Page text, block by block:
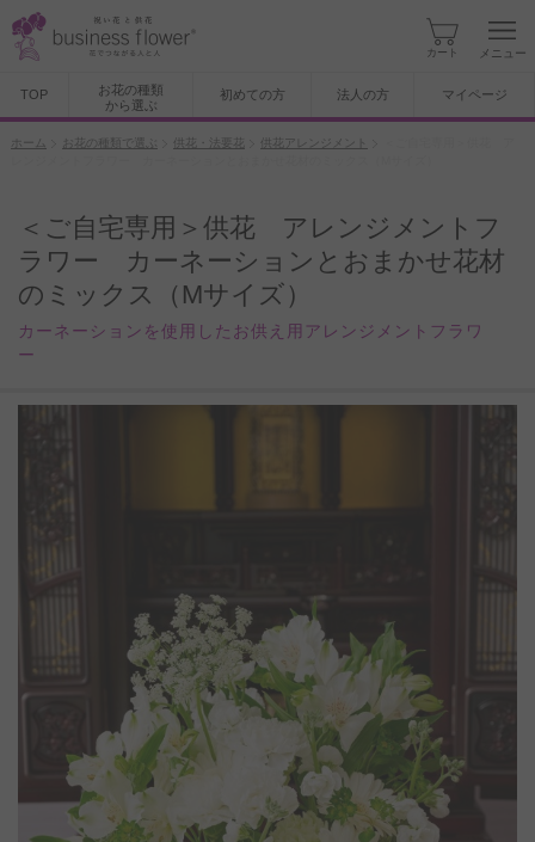
カート メニュー
TOP
お花の種類
から選ぶ
初めての方 法人の方 マイページ
ホーム お花の種類で選ぶ 供花・法要花 供花アレンジメント
＜ご自宅専用＞供花 アレンジメントフ
ラワー カーネーションとおまかせ花材
のミックス（Mサイズ）
カーネーションを使用したお供え用アレンジメントフラワ
ー